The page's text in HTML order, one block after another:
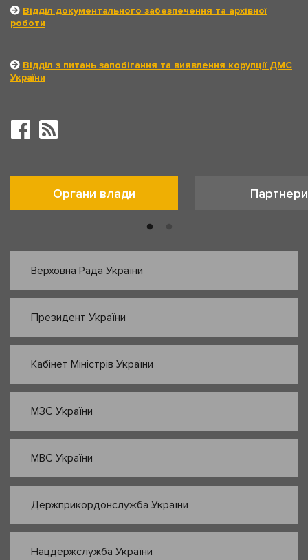
Відділ документального забезпечення та архівної
роботи
Відділ з питань запобігання та виявлення корупції ДМС
України
Органи влади Партнери
Верховна Рада України
Президент України
Кабінет Міністрів України
МЗС України
МВС України
Держприкордонслужба України
Нацдержслужба України